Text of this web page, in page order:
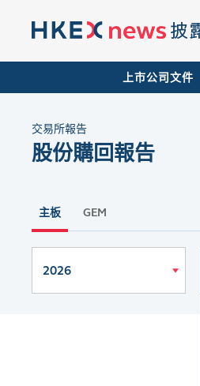
上市公司文件
交易所報告
股份購回報告
主板 GEM
2026